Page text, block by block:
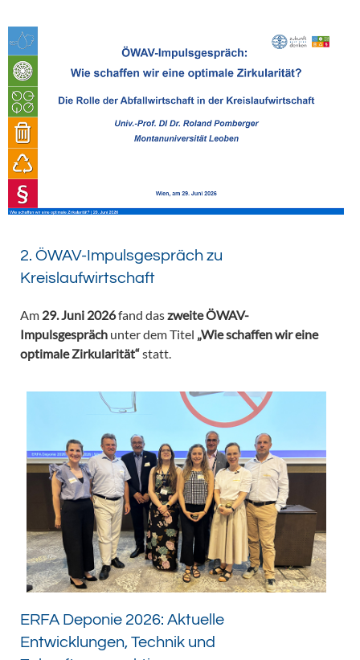
2. ÖWAV-Impulsgespräch zu
Kreislaufwirtschaft
Am 29. Juni 2026fand daszweite ÖWAV-
Impulsgespräch unter dem Titel „Wie schaffen wir eine
optimale Zirkularität“statt.
ERFA Deponie 2026: Aktuelle
Entwicklungen, Technik und